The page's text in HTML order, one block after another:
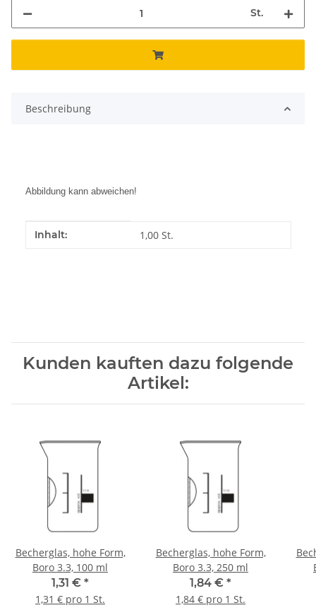
St.
Beschreibung
Abbildung kann abweichen!
Produkteigenschaft
Wert
Inhalt: 1,00 St.
Kunden kauften dazu folgende
Artikel:
Becherglas, hohe Form,
Boro 3.3, 100 ml
1,31 € *
1,31 € pro 1 St.
Becherglas, hohe Form,
Boro 3.3, 250 ml
1,84 € *
1,84 € pro 1 St.